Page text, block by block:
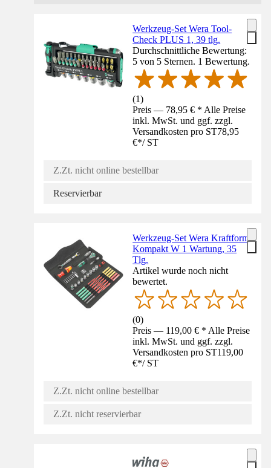
Werkzeug-Set Wera Tool-
Check PLUS 1, 39 tlg.
Durchschnittliche Bewertung:
5 von 5 Sternen. 1 Bewertung.
(1)
Preis — 78,95 € * Alle Preise
inkl. MwSt. und ggf. zzgl.
Versandkosten pro ST78,95
€*/ ST
Z.Zt. nicht online bestellbar
Reservierbar
Werkzeug-Set Wera Kraftform
Kompakt W 1 Wartung, 35
Tlg.
Artikel wurde noch nicht
bewertet.
(0)
Preis — 119,00 € * Alle Preise
inkl. MwSt. und ggf. zzgl.
Versandkosten pro ST119,00
€*/ ST
Z.Zt. nicht online bestellbar
Z.Zt. nicht reservierbar